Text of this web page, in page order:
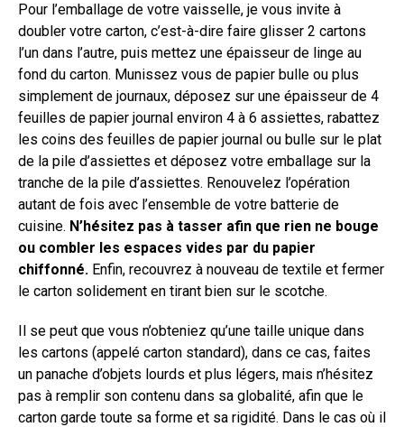
Pour l’emballage de votre vaisselle, je vous invite à
doubler votre carton, c’est-à-dire faire glisser 2 cartons
l’un dans l’autre, puis mettez une épaisseur de linge au
fond du carton. Munissez vous de papier bulle ou plus
simplement de journaux, déposez sur une épaisseur de 4
feuilles de papier journal environ 4 à 6 assiettes, rabattez
les coins des feuilles de papier journal ou bulle sur le plat
de la pile d’assiettes et déposez votre emballage sur la
tranche de la pile d’assiettes. Renouvelez l’opération
autant de fois avec l’ensemble de votre batterie de
cuisine. N’hésitez pas à tasser afin que rien ne bouge
ou combler les espaces vides par du papier
chiffonné. Enfin, recouvrez à nouveau de textile et fermer
le carton solidement en tirant bien sur le scotche.
Il se peut que vous n’obteniez qu’une taille unique dans
les cartons (appelé carton standard), dans ce cas, faites
un panache d’objets lourds et plus légers, mais n’hésitez
pas à remplir son contenu dans sa globalité, afin que le
carton garde toute sa forme et sa rigidité. Dans le cas où il